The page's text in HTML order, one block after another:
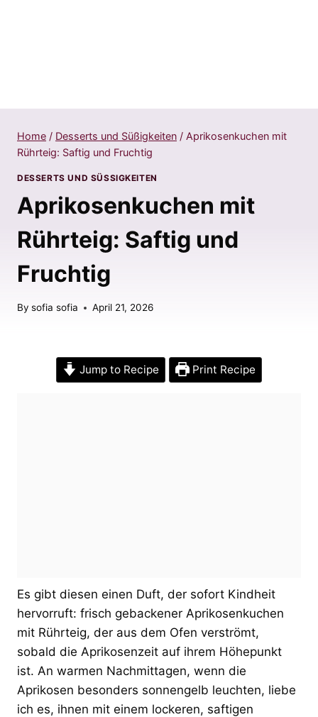
Home / Desserts und Süßigkeiten / Aprikosenkuchen mit
Rührteig: Saftig und Fruchtig
DESSERTS UND SÜSSIGKEITEN
Aprikosenkuchen mit
Rührteig: Saftig und
Fruchtig
By sofia sofia April 21, 2026
Jump to Recipe Print Recipe
Es gibt diesen einen Duft, der sofort Kindheit
hervorruft: frisch gebackener Aprikosenkuchen
mit Rührteig, der aus dem Ofen verströmt,
sobald die Aprikosenzeit auf ihrem Höhepunkt
ist. An warmen Nachmittagen, wenn die
Aprikosen besonders sonnengelb leuchten, liebe
ich es, ihnen mit einem lockeren, saftigen